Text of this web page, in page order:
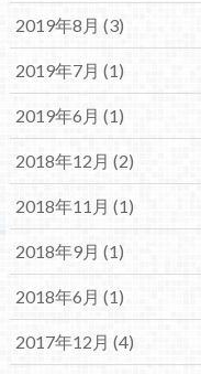
2019年8月 (3)
2019年7月 (1)
2019年6月 (1)
2018年12月 (2)
2018年11月 (1)
2018年9月 (1)
2018年6月 (1)
2017年12月 (4)